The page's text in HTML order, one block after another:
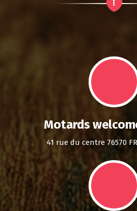
Motards
41 rue du centre 76570